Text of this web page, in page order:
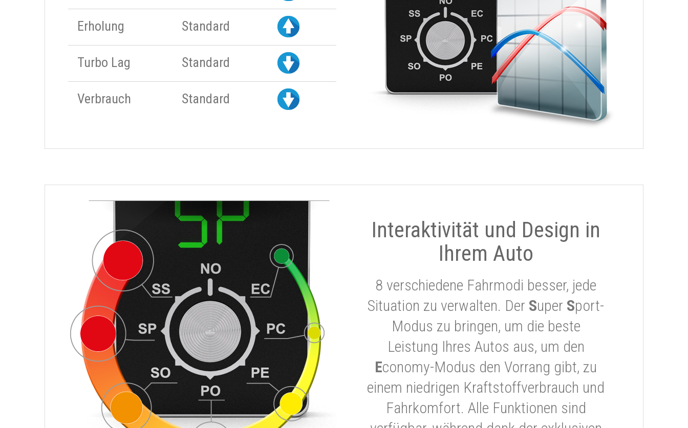
Erholung Standard
Turbo Lag Standard
Verbrauch Standard
Interaktivität und Design in
Ihrem Auto
8 verschiedene Fahrmodi besser, jede
Situation zu verwalten. Der Super Sport-
Modus zu bringen, um die beste
Leistung Ihres Autos aus, um den
Economy-Modus den Vorrang gibt, zu
einem niedrigen Kraftstoffverbrauch und
Fahrkomfort. Alle Funktionen sind